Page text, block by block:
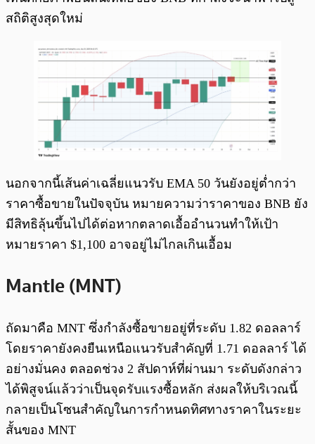
สถิติสูงสุดใหม่
นอกจากนี้เส้นค่าเฉลี่ยแนวรับ EMA 50 วันยังอยู่ต่ำกว่า
ราคาซื้อขายในปัจจุบัน หมายความว่าราคาของ BNB ยัง
มีสิทธิลุ้นขึ้นไปได้ต่อหากตลาดเอื้ออำนวนทำให้เป้า
หมายราคา $1,100 อาจอยู่ไม่ไกลเกินเอื้อม
Mantle (MNT)
ถัดมาคือ MNT ซึ่งกำลังซื้อขายอยู่ที่ระดับ 1.82 ดอลลาร์
โดยราคายังคงยืนเหนือแนวรับสำคัญที่ 1.71 ดอลลาร์ ได้
อย่างมั่นคง ตลอดช่วง 2 สัปดาห์ที่ผ่านมา ระดับดังกล่าว
ได้พิสูจน์แล้วว่าเป็นจุดรับแรงซื้อหลัก ส่งผลให้บริเวณนี้
กลายเป็นโซนสำคัญในการกำหนดทิศทางราคาในระยะ
สั้นของ MNT